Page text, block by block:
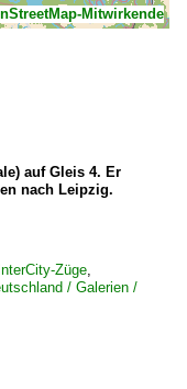
Mitwirkende
auf Gleis 4. Er
nach Leipzig.
Züge,
/ Galerien /